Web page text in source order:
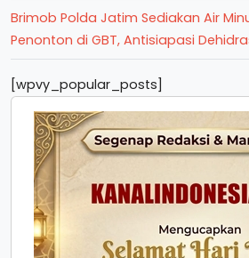
Brimob Polda Jatim Sediakan Air
Penonton di GBT, Antisiapasi
[wpvy_popular_posts]